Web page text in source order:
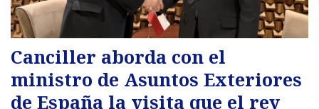
Canciller aborda con el
ministro de Asuntos Exteriores
de España la visita que el rey